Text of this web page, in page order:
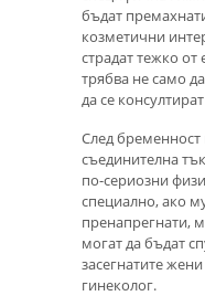
бъдат
козметични
страдат тежко от
трябва не само
да се
След бременност
съединителна
по-сериозни
специално, ако
пренапрегнати,
могат да бъдат
засегнатите
гинеколог.